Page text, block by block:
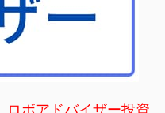
ロボアドバイザー投資